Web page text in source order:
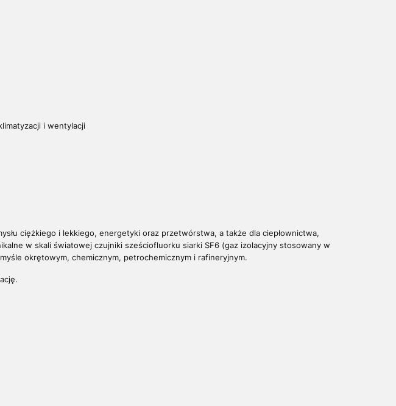
i wentylacji
ciężkiego i lekkiego, energetyki oraz przetwórstwa, a także dla ciepłownictwa,
w skali światowej czujniki sześciofluorku siarki SF6 (gaz izolacyjny stosowany w
okrętowym, chemicznym, petrochemicznym i rafineryjnym.